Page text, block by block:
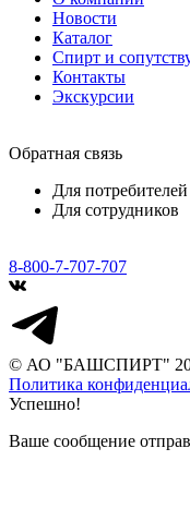
Новости
Каталог
Спирт и
Контакты
Экскурсии
Обратная связь
Для потребителей
Для сотрудников
8-800-7-707-707
© АО "БАШСПИРТ"
Политика
Успешно!
Ваше сообщение